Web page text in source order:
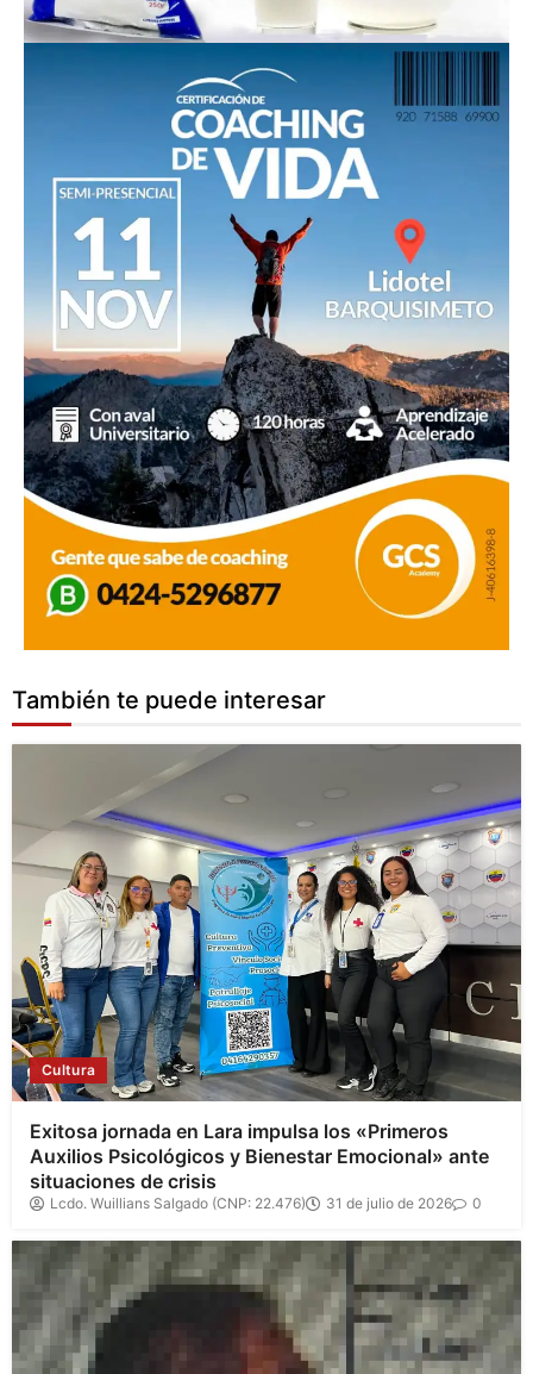
También te puede interesar
Cultura
Exitosa jornada en Lara impulsa los «Primeros
Auxilios Psicológicos y Bienestar Emocional» ante
situaciones de crisis
Lcdo. Wuillians Salgado (CNP: 22.476) 31 de julio de 2026 0